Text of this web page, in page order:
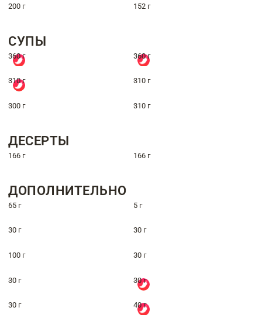
200 г 152 г
СУПЫ
360 г 360 г
310 г 310 г
300 г 310 г
ДЕСЕРТЫ
166 г 166 г
ДОПОЛНИТЕЛЬНО
65 г 5 г
30 г 30 г
100 г 30 г
30 г 30 г
30 г 40 г